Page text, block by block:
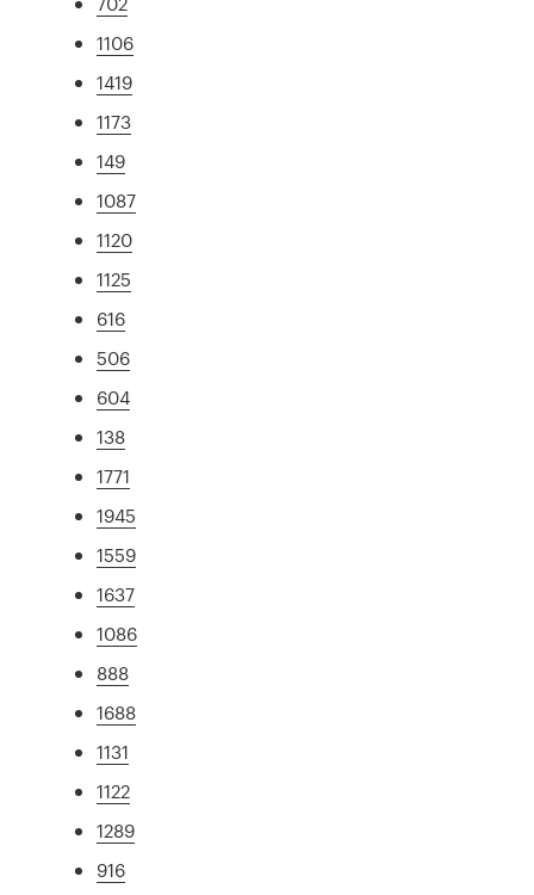
1106
1419
1173
149
1087
1120
1125
616
506
604
138
1771
1945
1559
1637
1086
888
1688
1131
1122
1289
916